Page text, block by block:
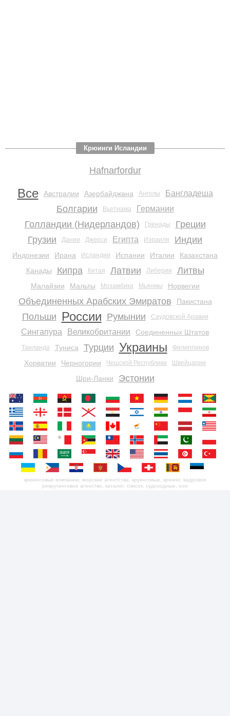
Крюинги Исландии
Hafnarfordur
Все Австралии Азербайджана Анголы Бангладеша
Болгарии Вьетнама Германии
Голландии (Нидерландов) Гренады
Греции
Грузии
Дании Джерси Египта Израиля Индии
Индонезии Ирана Исландии Испании Италии
Казахстана
Канады
Кипра Китая Латвии Либерии Литвы
Малайзии Мальты Мозамбика Мьянмы Норвегии
Объединенных Арабских Эмиратов Пакистана
Польши России Румынии Саудовской Аравии
Сингапура Великобритании Соединенных Штатов
Таиланда Туниса Турции Украины Филиппинов
Хорватии Черногории Чешской Республики Швейцарии
Шри-Ланки Эстонии
крюинговые компании, морские агентства, круинговые, крюинг, кадровое
рекрутинговое агенство, каталог, список, судоходные, ооо